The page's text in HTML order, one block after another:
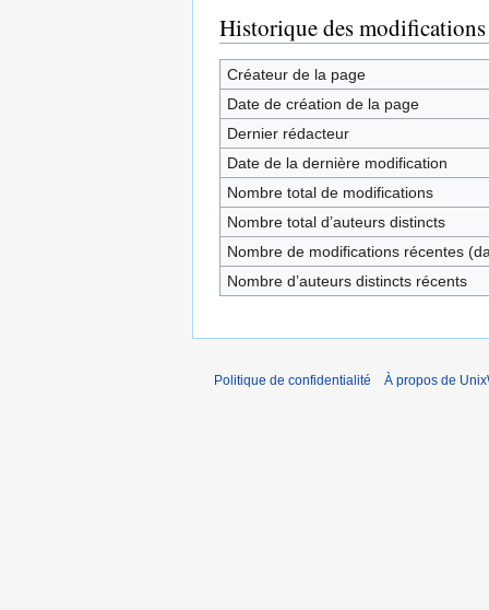
Historique des modifications
Créateur de la page
Date de création de la page
Dernier rédacteur
Date de la dernière modification
Nombre total de modifications
Nombre total d’auteurs distincts
Nombre de modifications récentes
Nombre d’auteurs distincts récents
Politique de confidentialité À propos de